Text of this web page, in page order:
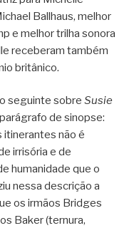
Ballhaus, melhor
e melhor trilha sonora
receberam também
britânico.
seguinte sobre Susie
de sinopse:
itinerantes não é
irrisória e de
humanidade que o
nessa descrição a
os irmãos Bridges
Baker (ternura,